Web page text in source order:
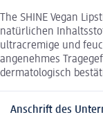
The SHINE Vegan
natürlichen
ultracremige und
angenehmes
dermatologisch
Anschrift des